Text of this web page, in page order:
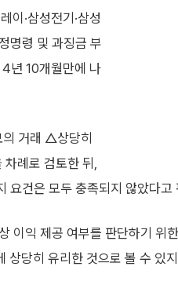
이·삼성전기·삼성
명령 및 과징금 부
년 10개월만에 나
거래 △상당히
례로 검토한 뒤,
요건은 모두 충족되지 않았다고
이익 제공 여부를 판단하기 위
당히 유리한 것으로 볼 수 있